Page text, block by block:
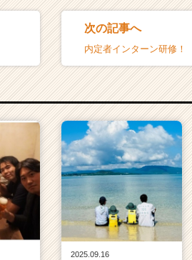
次の記事へ
内定者インターン研修！
2025.09.16